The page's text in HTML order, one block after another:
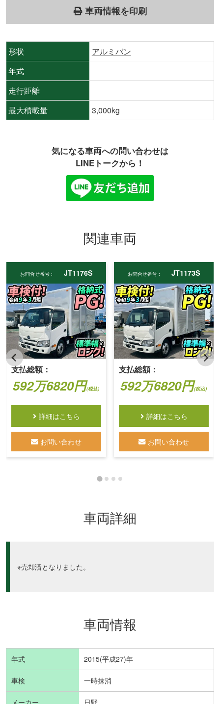
車両情報を印刷
形状
アルミバン
年式
走行距離
最大積載量
3,000kg
気になる車両への問い合わせは
LINEトークから！
関連車両
お問合せ番号 : JT1176S
支払総額：
592万6820円(税込)
詳細はこちら
お問い合わせ
お問合せ番号 : JT1173S
支払総額：
592万6820円(税込)
詳細はこちら
お問い合わせ
車両詳細
※売却済となりました。
車両情報
年式 2015(平成27)年
車検 一時抹消